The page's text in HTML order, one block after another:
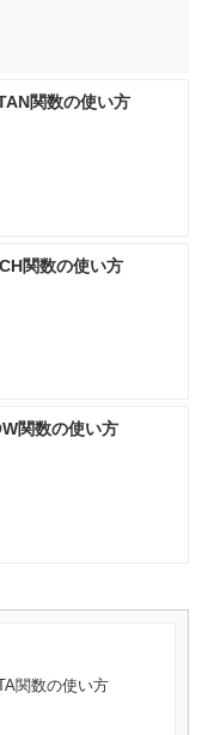
関数の使い方
関数の使い方
関数の使い方
関数の使い方